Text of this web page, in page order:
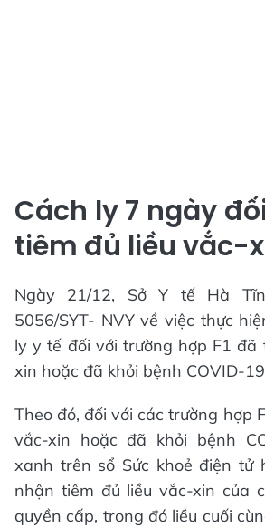
Cách ly 7 ngày
tiêm đủ liều vắc-
Ngày 21/12, Sở Y tế Hà
5056/SYT- NVY về việc thực
ly y tế đối với trường hợp F1 đã
xin hoặc đã khỏi bệnh COVID-
Theo đó, đối với các trường hợp
vắc-xin hoặc đã khỏi bệnh
xanh trên sổ Sức khoẻ điện tử
nhận tiêm đủ liều vắc-xin của
quyền cấp, trong đó liều cuối